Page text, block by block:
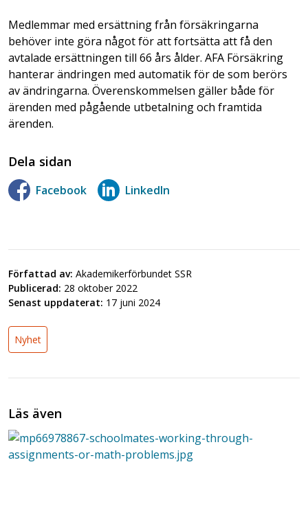
Medlemmar med ersättning från försäkringarna
behöver inte göra något för att fortsätta att få den
avtalade ersättningen till 66 års ålder. AFA Försäkring
hanterar ändringen med automatik för de som berörs
av ändringarna. Överenskommelsen gäller både för
ärenden med pågående utbetalning och framtida
ärenden.
Dela sidan
Facebook LinkedIn
Författad av: Akademikerförbundet SSR
Publicerad: 28 oktober 2022
Senast uppdaterat: 17 juni 2024
Nyhet
Läs även